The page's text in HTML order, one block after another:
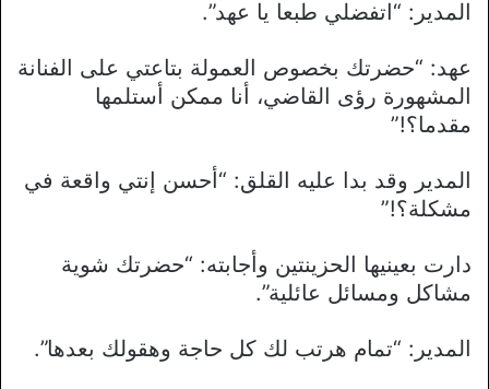
المدير: “اتفضلي طبعا يا عهد”.
عهد: “حضرتك بخصوص العمولة بتاعتي على الفنانة
المشهورة رؤى القاضي، أنا ممكن أستلمها
مقدما؟!”
المدير وقد بدا عليه القلق: “أحسن إنتي واقعة في
مشكلة؟!”
دارت بعينيها الحزينتين وأجابته: “حضرتك شوية
مشاكل ومسائل عائلية”.
المدير: “تمام هرتب لك كل حاجة وهقولك بعدها”.